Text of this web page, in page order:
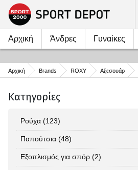
Αρχική Άνδρες Γυναίκες
Αρχική Brands ROXY Αξεσουάρ
Κατηγορίες
Ρούχα (123)
Παπούτσια (48)
Εξοπλισμός για σπόρ (2)